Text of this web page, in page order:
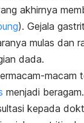
akhirnya
). Gejala
mulas dan
dada.
macam
menjadi
kepada